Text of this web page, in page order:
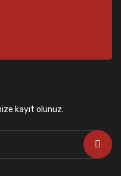
kayıt olunuz.